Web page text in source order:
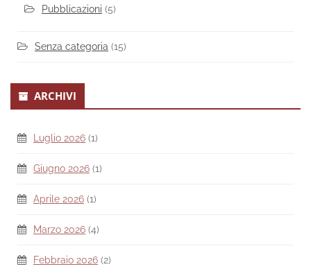
Pubblicazioni (5)
Senza categoria (15)
ARCHIVI
Luglio 2026 (1)
Giugno 2026 (1)
Aprile 2026 (1)
Marzo 2026 (4)
Febbraio 2026 (2)